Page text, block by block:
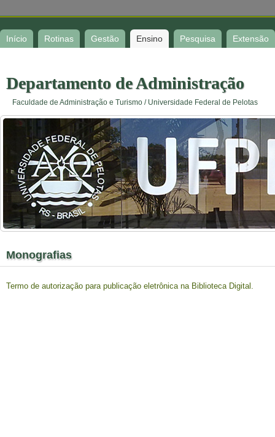
Início Rotinas Gestão Ensino Pesquisa Extensão
Departamento de Administração
Faculdade de Administração e Turismo / Universidade Federal de Pelotas
Monografias
Termo de autorização para publicação eletrônica na Biblioteca Digital.